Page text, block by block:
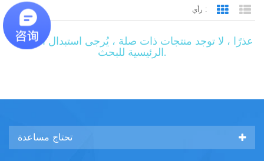
منتجات رأي : Grid View
عذرًا ، لا توجد منتجات ذات صلة ، يُرجى استبدال الكلمات
الرئيسية للبحث.
تحتاج مساعدة